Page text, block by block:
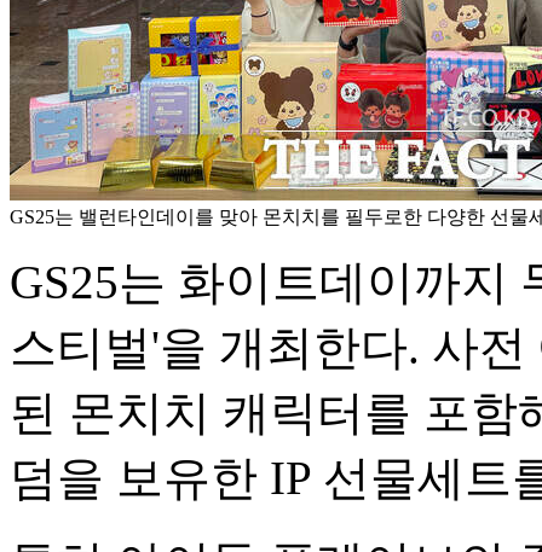
GS25는 밸런타인데이를 맞아 몬치치를 필두로한 다양한 선물
GS25는 화이트데이까지
스티벌'을 개최한다. 사
된 몬치치 캐릭터를 포함
덤을 보유한 IP 선물세트